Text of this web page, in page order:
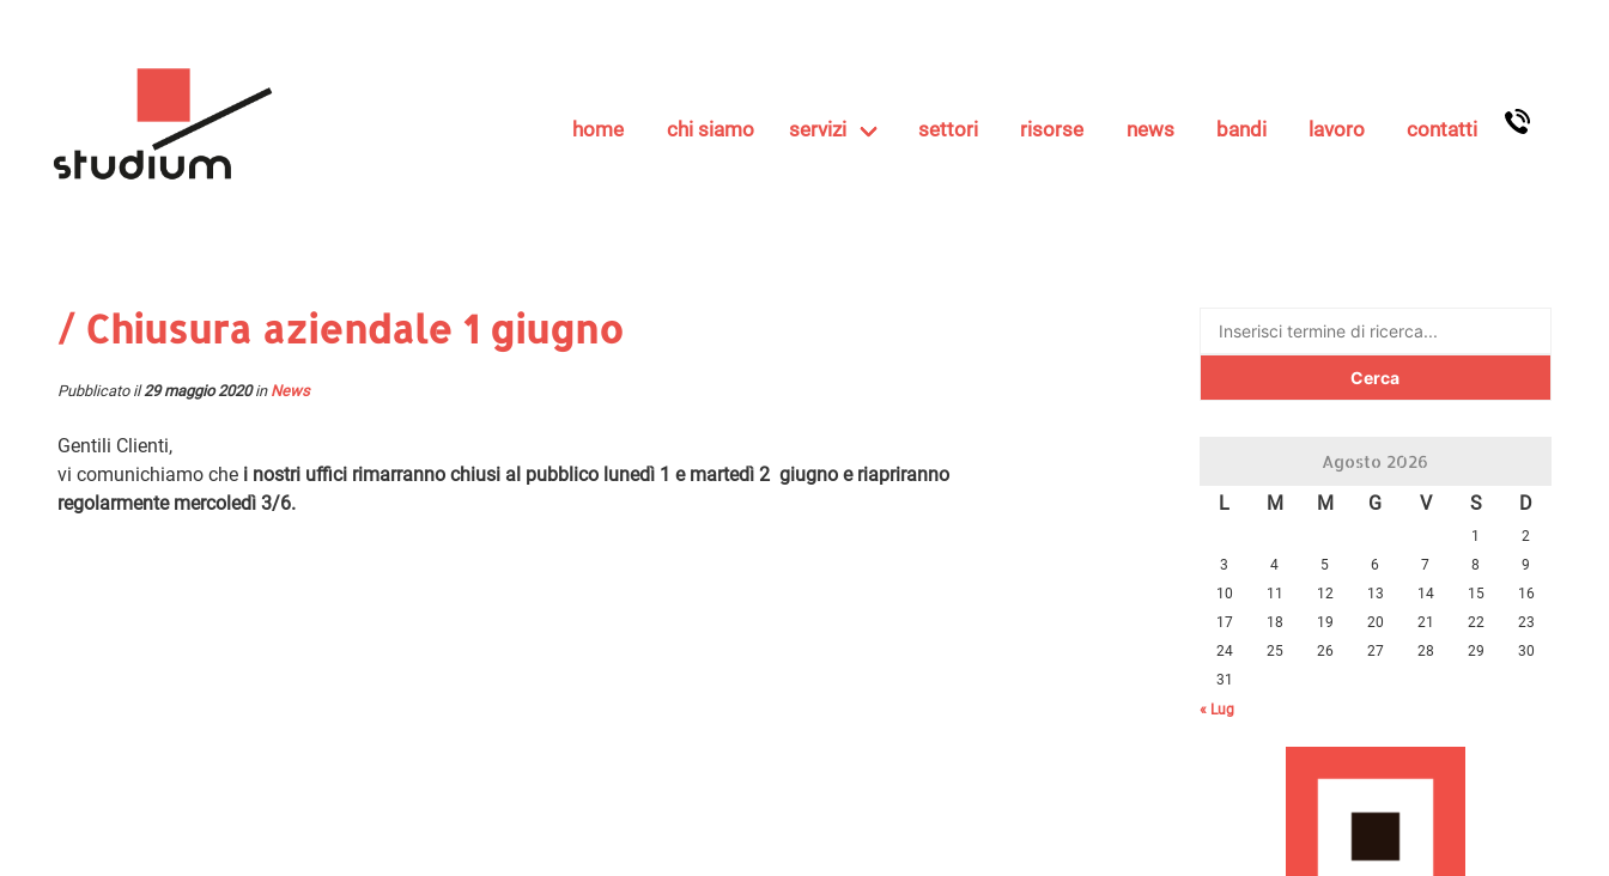
home chi siamo servizi settori risorse news bandi lavoro contatti
/ Chiusura aziendale 1 giugno
Pubblicato il29 maggio 2020in News
Gentili Clienti,
vi comunichiamo che i nostri uffici rimarranno chiusi al pubblico lunedì 1 e martedì 2 giugno e riapriranno
regolarmente mercoledì 3/6.
Ricerca
Agosto 2026
L M M G V S D
1
2
3
4 5 6 7 8
9
10
11 12 13 14 15
16
17
18 19 20 21 22
23
24
25 26 27 28 29
30
31
« Lug